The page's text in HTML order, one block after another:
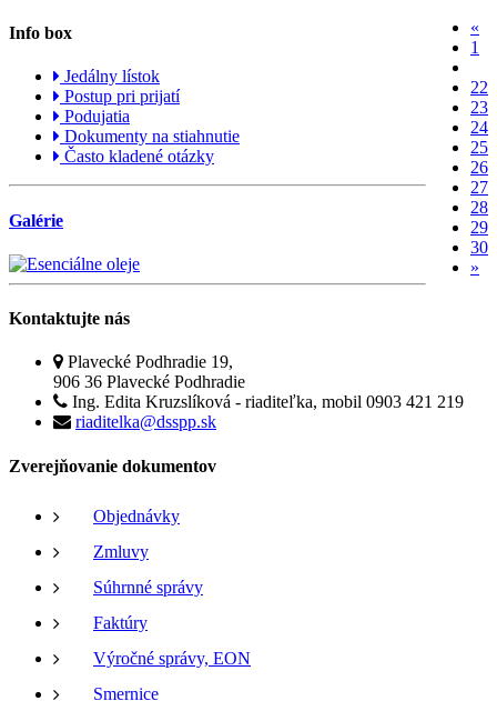
«
1
22
23
24
25
26
27
28
29
30
»
Info box
Jedálny lístok
Postup pri prijatí
Podujatia
Dokumenty na stiahnutie
Často kladené otázky
Galérie
Kontaktujte nás
Plavecké Podhradie 19,
906 36 Plavecké Podhradie
Ing. Edita Kruzslíková - riaditeľka, mobil 0903 421 219
riaditelka@dsspp.sk
Zverejňovanie dokumentov
Objednávky
Zmluvy
Súhrnné správy
Faktúry
Výročné správy, EON
Smernice